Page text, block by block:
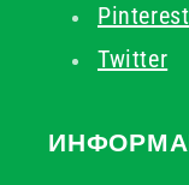
Pinterest
Twitter